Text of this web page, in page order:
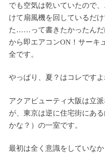
でも空気は乾いていたので
けて扇風機を回しているだ
た……って書きたかったんだ
から即エアコンON！サーキ
全です。
やっぱり、夏？はコレですよ
アクアビューティ大阪は立
が、東京は逆に住宅街にあ
かな？）の一室です。
最初は全く意識をしていなか